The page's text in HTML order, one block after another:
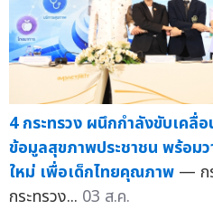
4 กระทรวง ผนึกกำลังขับเคลื่
ข้อมูลสุขภาพประชาชน พร้อมว
ใหม่ เพื่อเด็กไทยคุณภาพ — ก
กระทรวง... 03 ส.ค.